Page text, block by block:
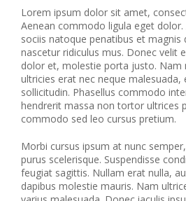
Lorem ipsum dolor sit amet,
Aenean commodo ligula eget dolor.
sociis natoque penatibus et
nascetur ridiculus mus. Donec velit
dolor et, molestie porta justo. Nam
ultricies erat nec neque malesuada,
sollicitudin. Phasellus commodo
hendrerit massa non tortor ultrices
commodo sed leo cursus pretium.
Morbi cursus ipsum at nunc
purus scelerisque. Suspendisse
feugiat sagittis. Nullam erat nulla,
dapibus molestie mauris. Nam